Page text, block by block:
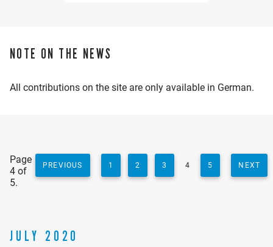
NOTE ON THE NEWS
All contributions on the site are only available in German.
Page
4 of
5.
PREVIOUS 1 2 3 4 5 NEXT
JULY 2020